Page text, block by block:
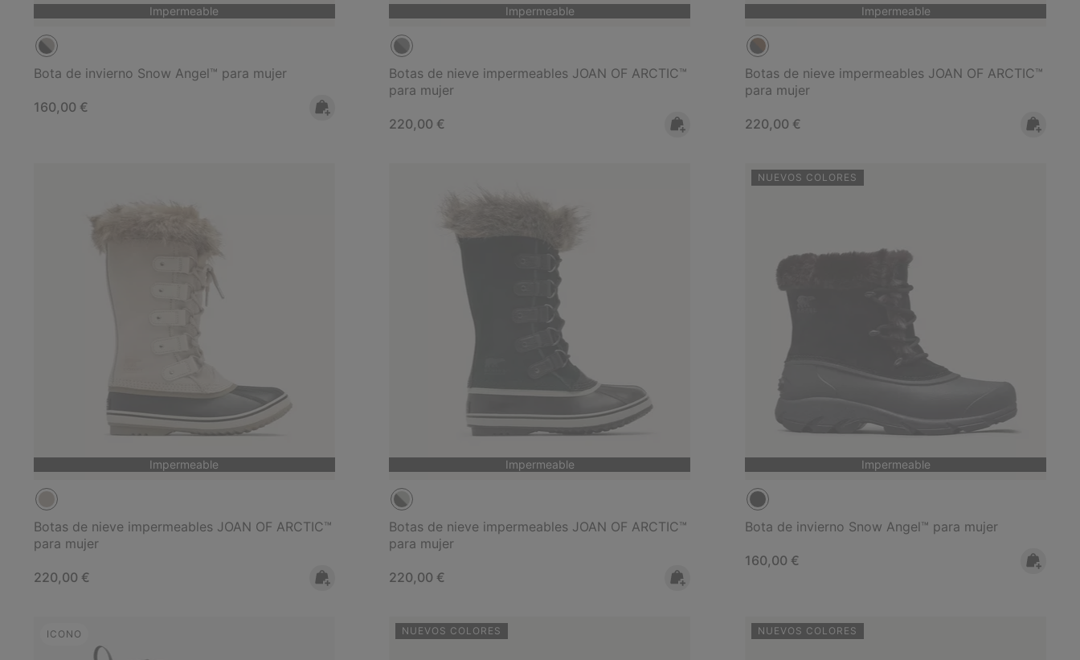
Impermeable
Bota de invierno Snow Angel™ para mujer
Regular price:
160,00 €
Impermeable
Botas de nieve impermeables JOAN OF ARCTIC™
para mujer
Regular price:
220,00 €
Impermeable
Botas de nieve impermeables JOAN OF ARCTIC™
para mujer
Regular price:
220,00 €
Impermeable
Botas de nieve impermeables JOAN OF ARCTIC™
para mujer
Regular price:
220,00 €
Impermeable
Botas de nieve impermeables JOAN OF ARCTIC™
para mujer
Regular price:
220,00 €
NUEVOS COLORES
Impermeable
Bota de invierno Snow Angel™ para mujer
Regular price:
160,00 €
ICONO NUEVOS COLORES NUEVOS COLORES